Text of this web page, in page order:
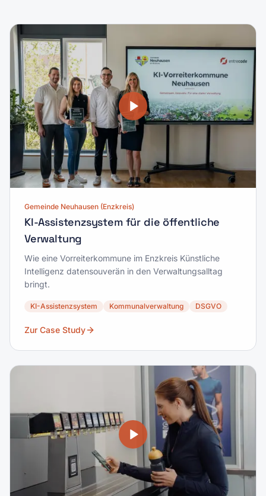
Gemeinde Neuhausen (Enzkreis)
KI-Assistenzsystem für die öffentliche
Verwaltung
Wie eine Vorreiterkommune im Enzkreis Künstliche
Intelligenz datensouverän in den Verwaltungsalltag
bringt.
KI-Assistenzsystem Kommunalverwaltung DSGVO
Zur Case Study